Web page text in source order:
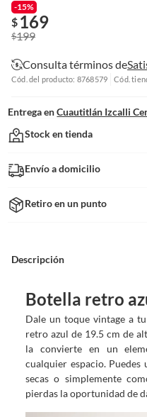
-15%
$ 169
$199
Consulta términos de
Cód. del producto: 8768579 Cód.
Entrega en Cuautitlán Izcalli
Stock en tienda
Envío a domicilio
Retiro en un punto
Descripción
Botella retro
Dale un toque vintage a
retro azul de 19.5 cm de
la convierte en un
cualquier espacio.
secas o simplemente
pierdas la oportunidad de